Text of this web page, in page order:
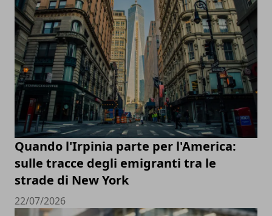
Quando l'Irpinia parte per l'America:
sulle tracce degli emigranti tra le
strade di New York
22/07/2026